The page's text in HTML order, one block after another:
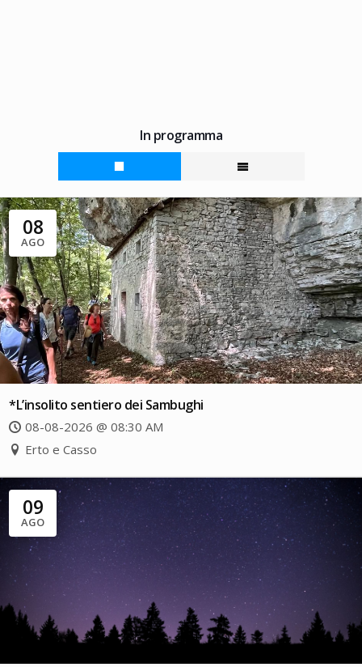
In programma
08
AGO
*L’insolito sentiero dei Sambughi
08-08-2026 @ 08:30 AM
Erto e Casso
09
AGO